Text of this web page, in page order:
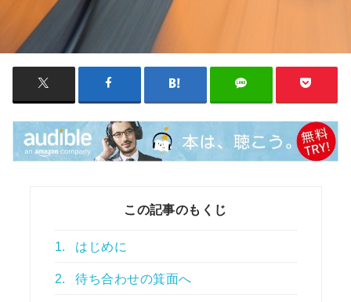
この記事のもくじ
1. はじめに
2. 待ち合わせの箕面へ